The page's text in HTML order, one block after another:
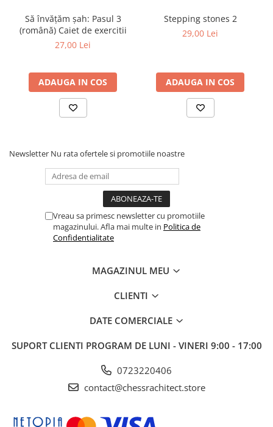
Faza 3
Faza 1
Universul Chess Architect
Experiențe Șahiste
Antrenamente Șahiste
Pachete ChessArchitect
Să învățăm șah: Pasul 3
(română) Caiet de exercitii
27,00 Lei
ADAUGA IN COS
Stepping stones 2
29,00 Lei
ADAUGA IN COS
Newsletter Nu rata ofertele si promotiile noastre
Vreau sa primesc newsletter cu promotiile
magazinului. Afla mai multe in Politica de
Confidentialitate
MAGAZINUL MEU
CLIENTI
DATE COMERCIALE
SUPORT CLIENTI PROGRAM DE LUNI - VINERI 9:00 - 17:00
0723220406
contact@chessrachitect.store